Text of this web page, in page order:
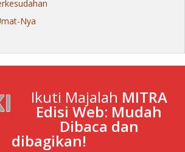
Nya
Ikuti Majalah MITRA
Edisi Web: Mudah
Dibaca dan
dibagikan!